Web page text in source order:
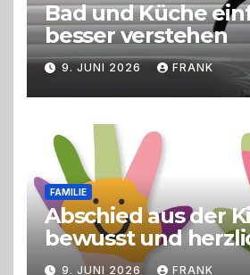
Bad und Küche
besser verstehen
9. JUNI 2026 FRANK
FAMILIE
Abschied aus der
bewusst und
gestalten
9. JUNI 2026 FRANK